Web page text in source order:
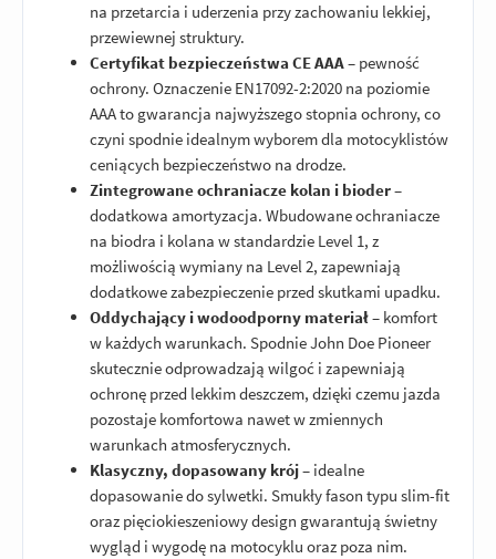
na przetarcia i uderzenia przy zachowaniu lekkiej,
przewiewnej struktury.
Certyfikat bezpieczeństwa CE AAA– pewność
ochrony. Oznaczenie EN17092-2:2020 na poziomie
AAA to gwarancja najwyższego stopnia ochrony, co
czyni spodnie idealnym wyborem dla motocyklistów
ceniących bezpieczeństwo na drodze.
Zintegrowane ochraniacze kolan i bioder–
dodatkowa amortyzacja. Wbudowane ochraniacze
na biodra i kolana w standardzie Level 1, z
możliwością wymiany na Level 2, zapewniają
dodatkowe zabezpieczenie przed skutkami upadku.
Oddychający i wodoodporny materiał– komfort
w każdych warunkach. Spodnie John Doe Pioneer
skutecznie odprowadzają wilgoć i zapewniają
ochronę przed lekkim deszczem, dzięki czemu jazda
pozostaje komfortowa nawet w zmiennych
warunkach atmosferycznych.
Klasyczny, dopasowany krój– idealne
dopasowanie do sylwetki. Smukły fason typu slim-fit
oraz pięciokieszeniowy design gwarantują świetny
wygląd i wygodę na motocyklu oraz poza nim.